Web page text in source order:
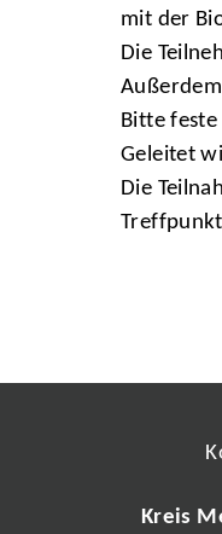
mit der
Die
Bitte
Geleitet
Die
Kreis